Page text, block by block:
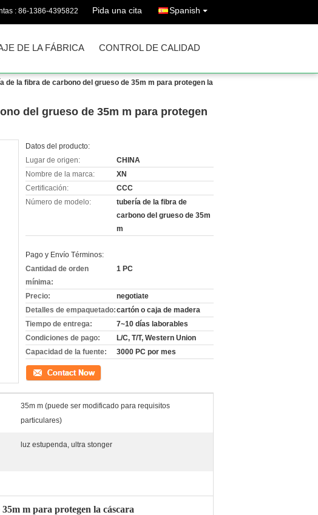
: 86-1386-4395822 Pida una cita Spanish
DE LA FÁBRICA CONTROL DE CALIDAD
de la fibra de carbono del grueso de 35m m para protegen la
del grueso de 35m m para protegen
Datos del producto:
Lugar de origen:
CHINA
Nombre de la marca:
XN
Certificación:
CCC
Número de modelo:
tubería de la fibra de
carbono del grueso de 35m
m
Pago y Envío Términos:
Cantidad de orden
mínima:
1 PC
Precio:
negotiate
Detalles de empaquetado:cartón o caja de madera
Tiempo de entrega:
7~10 días laborables
Condiciones de pago:
L/C, T/T, Western Union
Capacidad de la fuente:
3000 PC por mes
Contacto
35m m (puede ser modificado para requisitos
particulares)
luz estupenda, ultra stonger
m para protegen la cáscara